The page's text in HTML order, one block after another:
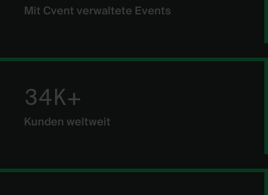
Mit Cvent verwaltete Events
34K+
Kunden weltweit